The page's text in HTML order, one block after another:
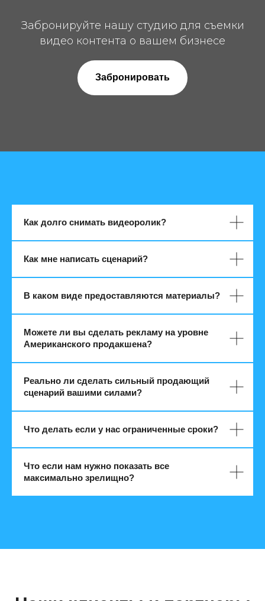
Забронируйте нашу студию для съемки
видео контента о вашем бизнесе
Забронировать
Как долго снимать видеоролик?
Как мне написать сценарий?
В каком виде предоставляются материалы?
Можете ли вы сделать рекламу на уровне
Американского продакшена?
Реально ли сделать сильный продающий
сценарий вашими силами?
Что делать если у нас ограниченные сроки?
Что если нам нужно показать все
максимально зрелищно?